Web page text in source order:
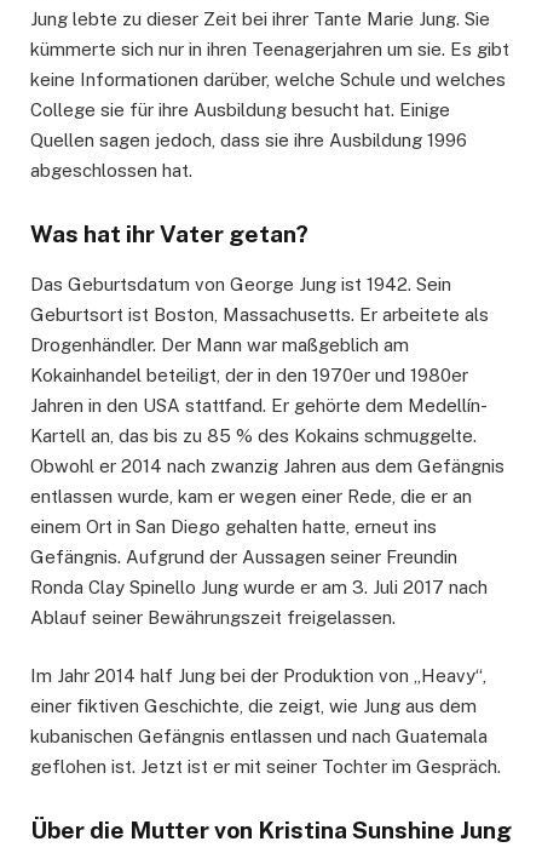
Jung lebte zu dieser Zeit bei ihrer Tante Marie Jung. Sie
kümmerte sich nur in ihren Teenagerjahren um sie. Es gibt
keine Informationen darüber, welche Schule und welches
College sie für ihre Ausbildung besucht hat. Einige
Quellen sagen jedoch, dass sie ihre Ausbildung 1996
abgeschlossen hat.
Was hat ihr Vater getan?
Das Geburtsdatum von George Jung ist 1942. Sein
Geburtsort ist Boston, Massachusetts. Er arbeitete als
Drogenhändler. Der Mann war maßgeblich am
Kokainhandel beteiligt, der in den 1970er und 1980er
Jahren in den USA stattfand. Er gehörte dem Medellín-
Kartell an, das bis zu 85 % des Kokains schmuggelte.
Obwohl er 2014 nach zwanzig Jahren aus dem Gefängnis
entlassen wurde, kam er wegen einer Rede, die er an
einem Ort in San Diego gehalten hatte, erneut ins
Gefängnis. Aufgrund der Aussagen seiner Freundin
Ronda Clay Spinello Jung wurde er am 3. Juli 2017 nach
Ablauf seiner Bewährungszeit freigelassen.
Im Jahr 2014 half Jung bei der Produktion von „Heavy“,
einer fiktiven Geschichte, die zeigt, wie Jung aus dem
kubanischen Gefängnis entlassen und nach Guatemala
geflohen ist. Jetzt ist er mit seiner Tochter im Gespräch.
Über die Mutter von Kristina Sunshine Jung